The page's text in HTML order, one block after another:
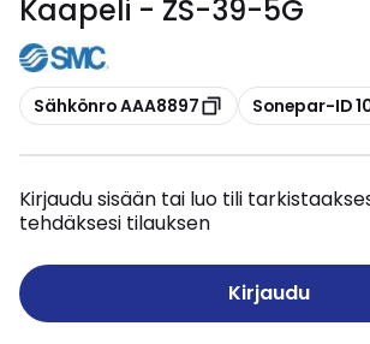
Kaapeli - ZS-39-5G
Kopioi
Sähkönro AAA8897 Kopioi
Sonepar-ID
Kirjaudu sisään tai luo tili
tehdäksesi tilauksen
Kirjaudu